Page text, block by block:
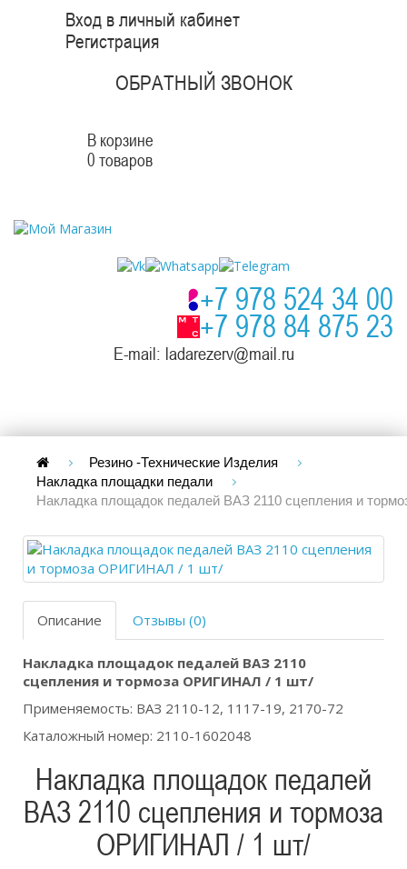
Вход в личный кабинет
Регистрация
ОБРАТНЫЙ ЗВОНОК
В корзине
0 товаров
+7 978 524 34 00
+7 978 84 875 23
E-mail: ladarezerv@mail.ru
Резино -Технические Изделия
Накладка площадки педали
Накладка площадок педалей ВАЗ 2110 сцепления и
Описание Отзывы (0)
Накладка площадок педалей ВАЗ 2110
сцепления и тормоза ОРИГИНАЛ / 1 шт/
Применяемость: ВАЗ 2110-12, 1117-19, 2170-72
Каталожный номер: 2110-1602048
Накладка площадок педалей
ВАЗ 2110 сцепления и тормоза
ОРИГИНАЛ / 1 шт/